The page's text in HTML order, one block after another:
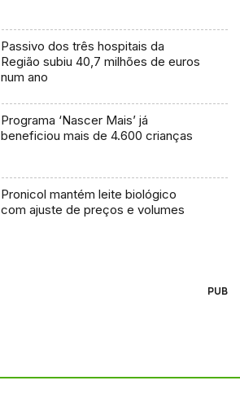
Passivo dos três hospitais da
Região subiu 40,7 milhões de euros
num ano
Programa ‘Nascer Mais’ já
beneficiou mais de 4.600 crianças
Pronicol mantém leite biológico
com ajuste de preços e volumes
PUB